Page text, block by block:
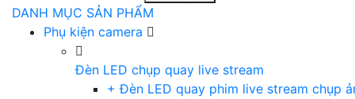
DANH MỤC SẢN PHẨM
Phụ kiện camera
Đèn LED chụp quay live stream
+ Đèn LED quay phim live stream chụp